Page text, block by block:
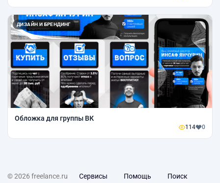
ДИЗАЙН И БРЕНДИНГ
Обложка для группы ВК
114 0
© 2026 freelance.ru Сервисы Помощь Поиск